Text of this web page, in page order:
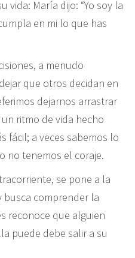
vida: María dijo: “Yo soy la
en mi lo que has
a menudo
que otros decidan en
dejarnos arrastrar
ritmo de vida hecho
fácil; a veces sabemos lo
no tenemos el coraje.
se pone a la
busca comprender la
reconoce que alguien
puede debe salir a su